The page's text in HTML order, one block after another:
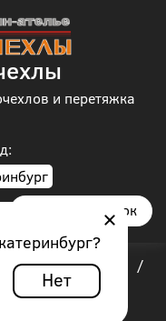
?
Нет
и перетяжка
Заказать звонок
SEAT / SEAT Altea
/
коса